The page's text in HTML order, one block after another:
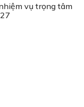
vụ trọng tâm